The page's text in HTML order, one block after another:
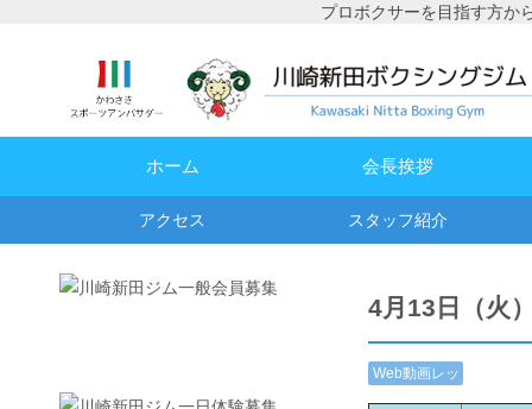
プロボクサーを目指す方か
ホーム 会長挨拶
アクセス スタッフ紹介
4月13日（火
Web動画レッ